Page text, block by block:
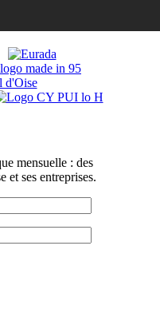
mensuelle : des
et ses entreprises.